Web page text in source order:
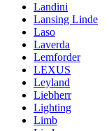
Landini
Lansing Linde
Laso
Laverda
Lemforder
LEXUS
Leyland
Liebherr
Lighting
Limb